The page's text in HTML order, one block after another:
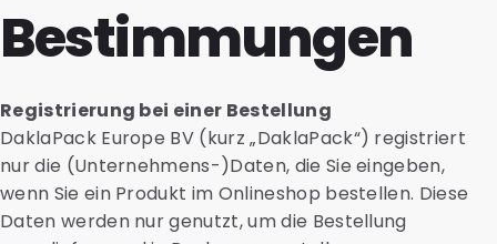
Bestimmungen
Registrierung bei einer Bestellung
DaklaPack Europe BV (kurz „DaklaPack“) registriert
nur die (Unternehmens-)Daten, die Sie eingeben,
wenn Sie ein Produkt im Onlineshop bestellen. Diese
Daten werden nur genutzt, um die Bestellung